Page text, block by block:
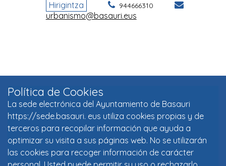
Política de Cookies
La sede electrónica del Ayuntamiento de Basauri
https://sede.basauri. eus utiliza cookies propias y de
terceros para recopilar información que ayuda a
optimizar su visita a sus páginas web. No se utilizarán
las cookies para recoger información de carácter